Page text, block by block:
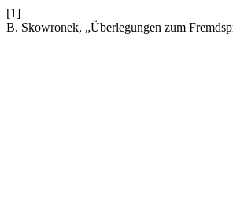
[1]
B. Skowronek, „Überlegungen zum